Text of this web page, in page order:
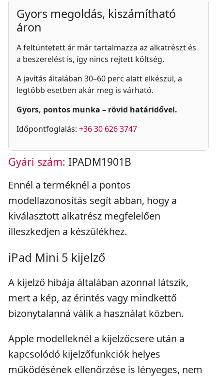
Gyors megoldás, kiszámítható
áron
A feltüntetett ár már tartalmazza az alkatrészt és
a beszerelést is, így nincs rejtett költség.
A javítás általában 30–60 perc alatt elkészül, a
legtöbb esetben akár meg is várható.
Gyors, pontos munka – rövid határidővel.
Időpontfoglalás: +36 30 626 3747
Gyári szám: IPADM1901B
Ennél a terméknél a pontos
modellazonosítás segít abban, hogy a
kiválasztott alkatrész megfelelően
illeszkedjen a készülékhez.
iPad Mini 5 kijelző
A kijelző hibája általában azonnal látszik,
mert a kép, az érintés vagy mindkettő
bizonytalanná válik a használat közben.
Apple modelleknél a kijelzőcsere után a
kapcsolódó kijelzőfunkciók helyes
működésének ellenőrzése is lényeges, nem